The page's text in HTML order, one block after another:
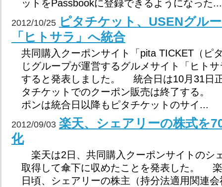
ットをPassbookに登録できるようになった...
2012/10/25 ピタチケット、USENグル
「ヒトサラ」へ統合
共同購入クーポンサイト「pita TICKET（ピ
じグループが運営するグルメサイト「ヒト
すると発表しました。 統合日は10月31日
タチケットでのクーポン販売は終了する。
ポンは統合日以降もピタチケットのサイ...
2012/09/03 楽天、シェアリーの株式を
化
楽天は2日、共同購入クーポンサイトのシ
取得して傘下に収めたことを発表した。
日頃、シェアリーの株主（持分法適用関連